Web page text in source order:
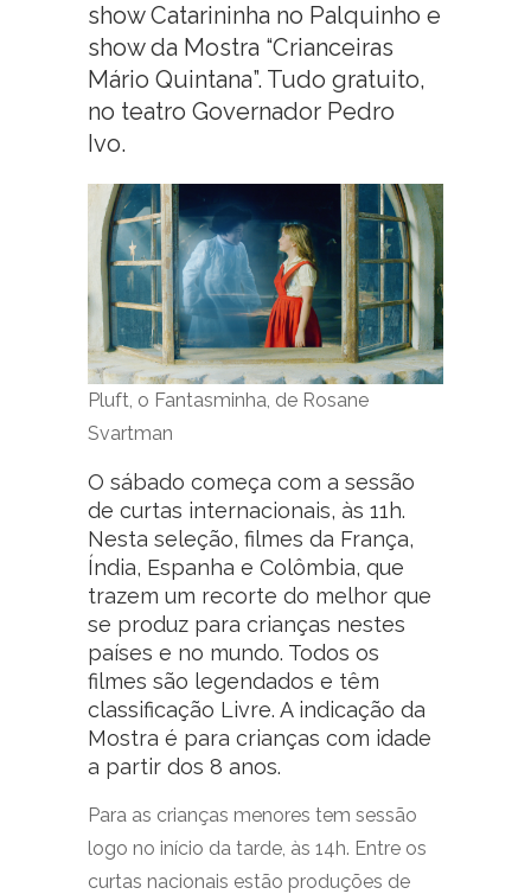
show Catarininha no Palquinho e
show da Mostra “Crianceiras
Mário Quintana”. Tudo gratuito,
no teatro Governador Pedro
Ivo.
Pluft, o Fantasminha, de Rosane
Svartman
O sábado começa com a sessão
de curtas internacionais, às 11h.
Nesta seleção, filmes da França,
Índia, Espanha e Colômbia, que
trazem um recorte do melhor que
se produz para crianças nestes
países e no mundo. Todos os
filmes são legendados e têm
classificação Livre. A indicação da
Mostra é para crianças com idade
a partir dos 8 anos.
Para as crianças menores tem sessão
logo no início da tarde, às 14h. Entre os
curtas nacionais estão produções de